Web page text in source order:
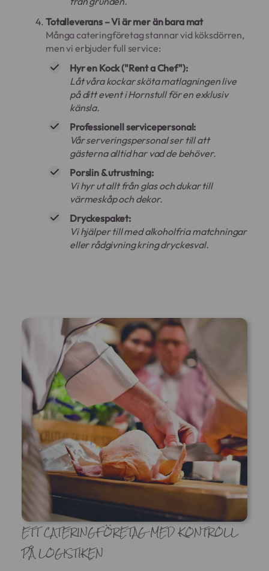
Totalleverans – Vi är mer än bara mat
Många cateringföretag stannar vid köksdörren,
men vi erbjuder full service:
Hyr en Kock ("Rent a Chef"):
Låt våra kockar sköta matlagningen live
på ditt event i Hornstull för en exklusiv
känsla.
Professionell servicepersonal:
Vår serveringspersonal ser till att
gästerna alltid har vad de behöver.
Porslin & utrustning:
Vi hyr ut allt från glas och dukar till
värmeskåp och dekor.
Dryckespaket:
Vi hjälper till med alkoholfria matchningar
eller rådgivning kring dryckesval.
ETT CATERINGFÖRETAG MED KONTROLL
PÅ LOGISTIKEN